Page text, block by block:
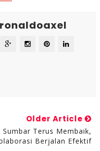
Older Article
Terus Membaik,
Berjalan Efektif